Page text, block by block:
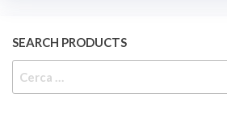
SEARCH PRODUCTS